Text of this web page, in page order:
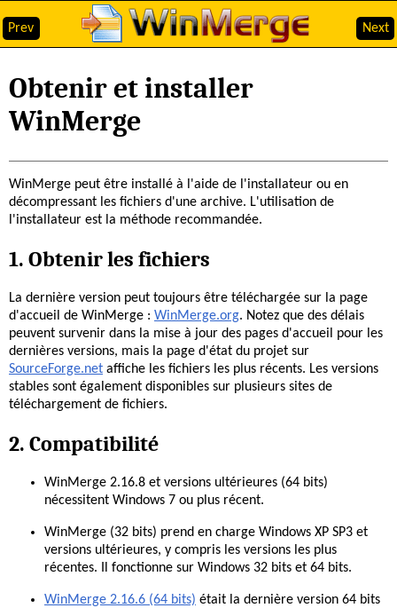
Prev Next
Obtenir et installer
WinMerge
WinMerge peut être installé à l'aide de l'installateur ou en
décompressant les fichiers d'une archive. L'utilisation de
l'installateur est la méthode recommandée.
1. Obtenir les fichiers
La dernière version peut toujours être téléchargée sur la page
d'accueil de WinMerge : WinMerge.org. Notez que des délais
peuvent survenir dans la mise à jour des pages d'accueil pour les
dernières versions, mais la page d'état du projet sur
SourceForge.net affiche les fichiers les plus récents. Les versions
stables sont également disponibles sur plusieurs sites de
téléchargement de fichiers.
2. Compatibilité
WinMerge 2.16.8 et versions ultérieures (64 bits)
nécessitent Windows 7 ou plus récent.
WinMerge (32 bits) prend en charge Windows XP SP3 et
versions ultérieures, y compris les versions les plus
récentes. Il fonctionne sur Windows 32 bits et 64 bits.
WinMerge 2.16.6 (64 bits) était la dernière version 64 bits